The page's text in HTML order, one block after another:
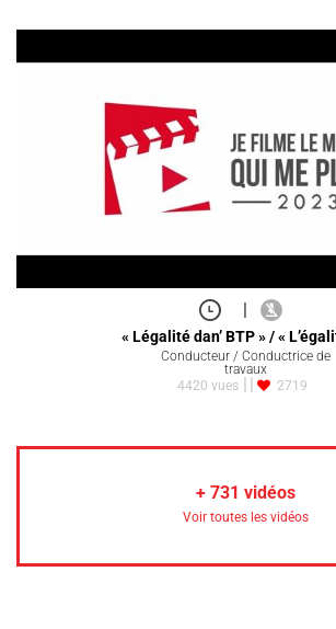
|
« Légalité dan’ BTP » / «
Conducteur / Conductrice de
travaux
4420 vues
2719
+ 731 vidéos
Voir toutes les vidéos